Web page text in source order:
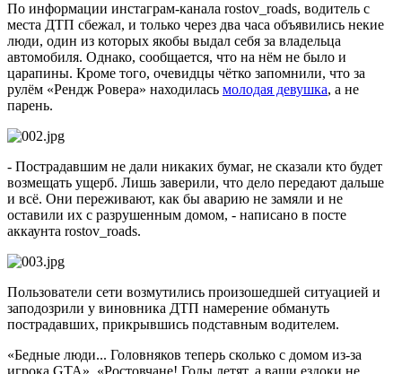
По информации инстаграм-канала rostov_roads, водитель с
места ДТП сбежал, и только через два часа объявились некие
люди, один из которых якобы выдал себя за владельца
автомобиля. Однако, сообщается, что на нём не было и
царапины. Кроме того, очевидцы чётко запомнили, что за
рулём «Рендж Ровера» находилась молодая девушка, а не
парень.
- Пострадавшим не дали никаких бумаг, не сказали кто будет
возмещать ущерб. Лишь заверили, что дело передают дальше
и всё. Они переживают, как бы аварию не замяли и не
оставили их с разрушенным домом, - написано в посте
аккаунта rostov_roads.
Пользователи сети возмутились произошедшей ситуацией и
заподозрили у виновника ДТП намерение обмануть
пострадавших, прикрывшись подставным водителем.
«Бедные люди... Головняков теперь сколько с домом из-за